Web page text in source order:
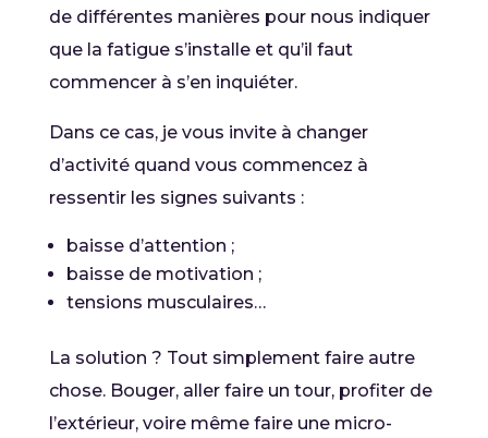
de différentes manières pour nous indiquer
que la fatigue s’installe et qu’il faut
commencer à s’en inquiéter.
Dans ce cas, je vous invite à changer
d’activité quand vous commencez à
ressentir les signes suivants :
baisse d’attention ;
baisse de motivation ;
tensions musculaires…
La solution ? Tout simplement faire autre
chose. Bouger, aller faire un tour, profiter de
l’extérieur, voire même faire une micro-